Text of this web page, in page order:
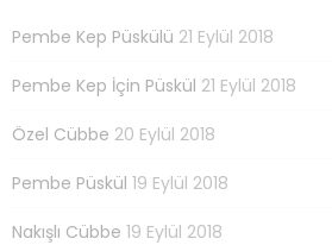
Pembe Kep Püskülü 21 Eylül 2018
Pembe Kep İçin Püskül 21 Eylül 2018
Özel Cübbe 20 Eylül 2018
Pembe Püskül 19 Eylül 2018
Nakışlı Cübbe 19 Eylül 2018